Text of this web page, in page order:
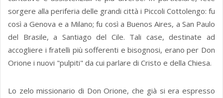
sorgere alla periferia delle grandi città i Piccoli Cottolengo: fu
così a Genova e a Milano; fu così a Buenos Aires, a San Paulo
del Brasile, a Santiago del Cile. Tali case, destinate ad
accogliere i fratelli più sofferenti e bisognosi, erano per Don
Orione i nuovi "pulpiti" da cui parlare di Cristo e della Chiesa.
Lo zelo missionario di Don Orione, che già si era espresso